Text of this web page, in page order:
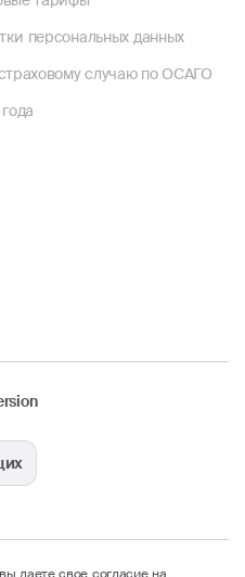
персональных данных
случаю по ОСАГО